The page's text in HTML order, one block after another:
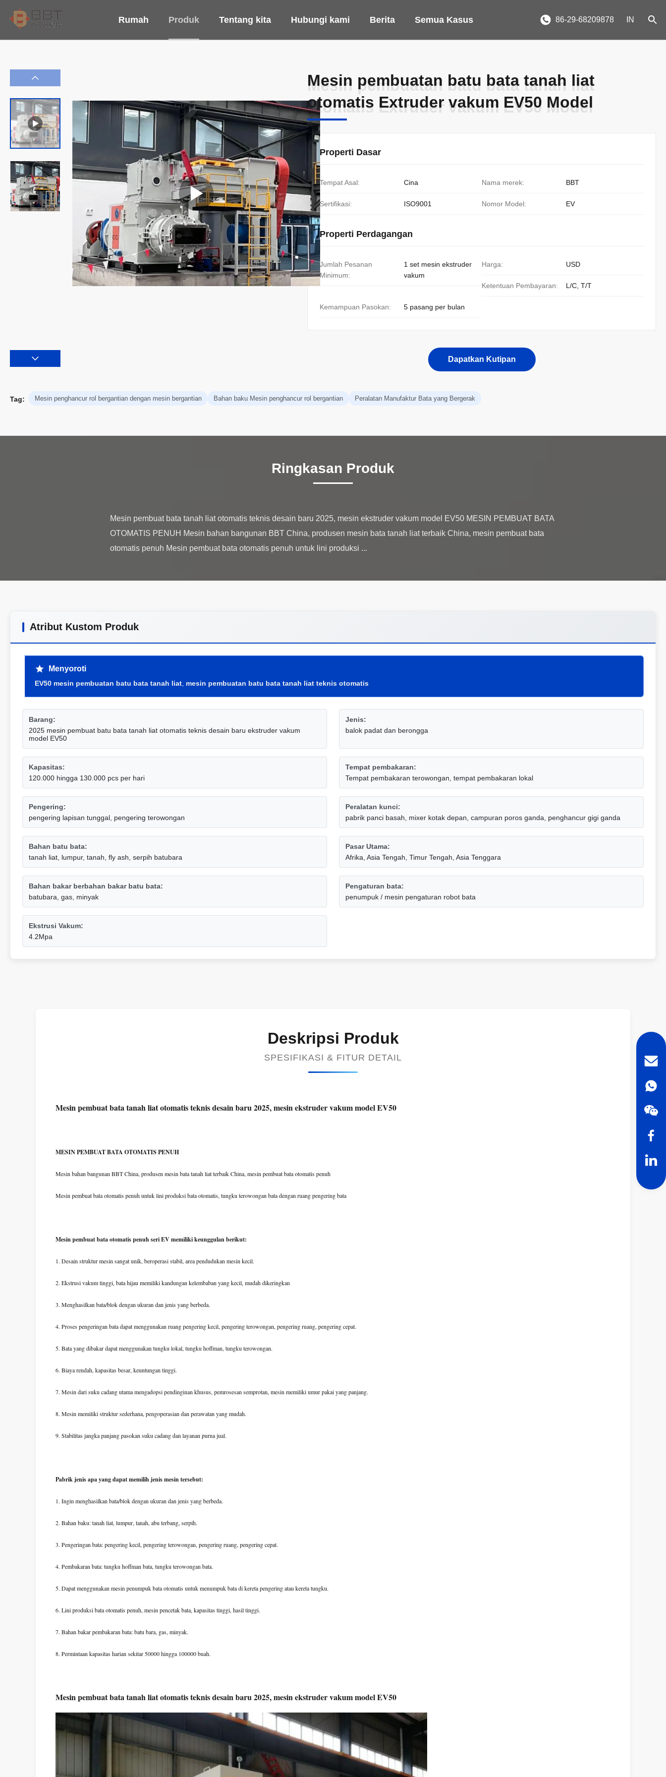
Rumah Produk Tentang kita Hubungi kami Berita Semua Kasus 86-29-68209878 IN
Mesin pembuatan batu bata tanah liat
otomatis Extruder vakum EV50 Model
Mesin pembuatan batu bata tanah liat
otomatis Extruder vakum EV50 Model
Properti Dasar
Tempat Asal: Cina Nama merek: BBT
Sertifikasi: ISO9001 Nomor Model: EV
Properti Perdagangan
Jumlah Pesanan
Minimum:
1 set mesin ekstruder
vakum
Harga: USD
Ketentuan Pembayaran: L/C, T/T
Kemampuan Pasokan: 5 pasang per bulan
Dapatkan Kutipan
Tag: Mesin penghancur rol bergantian dengan mesin bergantian Bahan baku Mesin penghancur rol bergantian Peralatan Manufaktur Bata yang Bergerak
Ringkasan Produk
Mesin pembuat bata tanah liat otomatis teknis desain baru 2025, mesin ekstruder vakum model EV50 MESIN PEMBUAT BATA
OTOMATIS PENUH Mesin bahan bangunan BBT China, produsen mesin bata tanah liat terbaik China, mesin pembuat bata
Atribut Kustom Produk
Menyoroti
EV50 mesin pembuatan batu bata tanah liat mesin pembuatan batu bata tanah liat teknis otomatis
Barang:
2025 mesin pembuat batu bata tanah liat otomatis teknis desain baru ekstruder vakum
model EV50
Jenis:
balok padat dan berongga
Kapasitas:
120.000 hingga 130.000 pcs per hari
Tempat pembakaran:
Tempat pembakaran terowongan, tempat pembakaran lokal
Pengering:
pengering lapisan tunggal, pengering terowongan
Peralatan kunci:
pabrik panci basah, mixer kotak depan, campuran poros ganda, penghancur gigi ganda
Bahan batu bata:
tanah liat, lumpur, tanah, fly ash, serpih batubara
Pasar Utama:
Afrika, Asia Tengah, Timur Tengah, Asia Tenggara
Bahan bakar berbahan bakar batu bata:
batubara, gas, minyak
Pengaturan bata:
penumpuk / mesin pengaturan robot bata
Ekstrusi Vakum:
4.2Mpa
Deskripsi Produk
SPESIFIKASI & FITUR DETAIL
Mesin pembuat bata tanah liat otomatis teknis desain baru 2025, mesin ekstruder vakum model EV50
MESIN PEMBUAT BATA OTOMATIS PENUH
Mesin bahan bangunan BBT China, produsen mesin bata tanah liat terbaik China, mesin pembuat bata otomatis penuh
Mesin pembuat bata otomatis penuh untuk lini produksi bata otomatis, tungku terowongan bata dengan ruang pengering bata
Mesin pembuat bata otomatis penuh seri EV memiliki keunggulan berikut:
1. Desain struktur mesin sangat unik, beroperasi stabil, area pendudukan mesin kecil.
2. Ekstrusi vakum tinggi, bata hijau memiliki kandungan kelembaban yang kecil, mudah dikeringkan
3. Menghasilkan bata/blok dengan ukuran dan jenis yang berbeda.
4. Proses pengeringan bata dapat menggunakan ruang pengering kecil, pengering terowongan, pengering ruang, pengering cepat.
5. Bata yang dibakar dapat menggunakan tungku lokal, tungku hoffman, tungku terowongan.
6. Biaya rendah, kapasitas besar, keuntungan tinggi.
7. Mesin dari suku cadang utama mengadopsi pendinginan khusus, pemrosesan semprotan, mesin memiliki umur pakai yang panjang.
8. Mesin memiliki struktur sederhana, pengoperasian dan perawatan yang mudah.
9. Stabilitas jangka panjang pasokan suku cadang dan layanan purna jual.
Pabrik jenis apa yang dapat memilih jenis mesin tersebut:
1. Ingin menghasilkan bata/blok dengan ukuran dan jenis yang berbeda.
2. Bahan baku: tanah liat, lumpur, tanah, abu terbang, serpih.
3. Pengeringan bata: pengering kecil, pengering terowongan, pengering ruang, pengering cepat.
4. Pembakaran bata: tungku hoffman bata, tungku terowongan bata.
5. Dapat menggunakan mesin penumpuk bata otomatis untuk menumpuk bata di kereta pengering atau kereta tungku.
6. Lini produksi bata otomatis penuh, mesin pencetak bata, kapasitas tinggi, hasil tinggi.
7. Bahan bakar pembakaran bata: batu bara, gas, minyak.
8. Permintaan kapasitas harian sekitar 50000 hingga 100000 buah.
Mesin pembuat bata tanah liat otomatis teknis desain baru 2025, mesin ekstruder vakum model EV50